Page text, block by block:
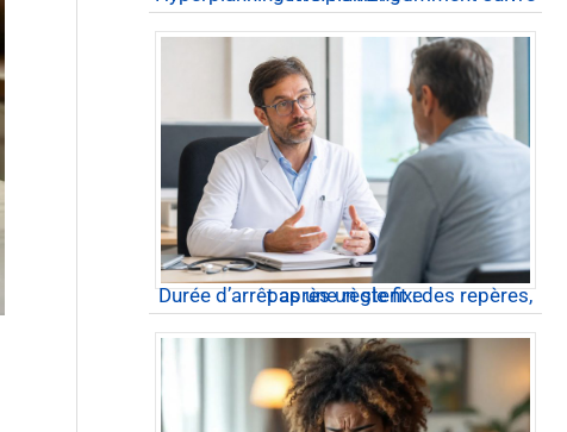
Durée d’arrêt après un stent : des repères, pas une règle fixe